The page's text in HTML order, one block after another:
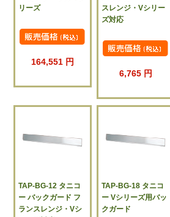
リーズ
164,551 円
スレンジ・Vシリー
ズ対応
6,765 円
TAP-BG-12 タニコ
ー バックガード フ
ランスレンジ・Vシ
TAP-BG-18 タニコ
ー Vシリーズ用バッ
クガード